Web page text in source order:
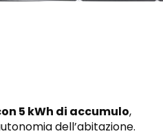
5 kWh di accumulo,
dell’abitazione.